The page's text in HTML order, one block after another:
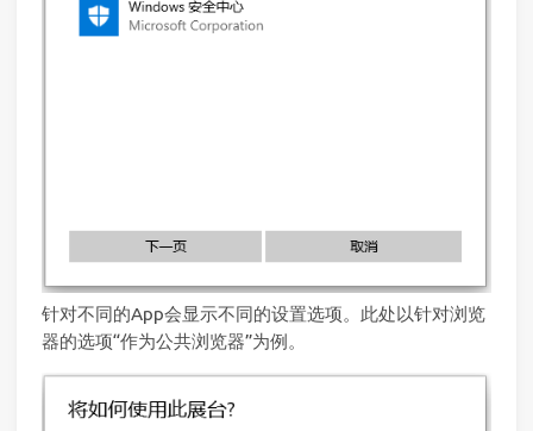
针对不同的App会显示不同的设置选项。此处以针对浏览
器的选项“作为公共浏览器”为例。